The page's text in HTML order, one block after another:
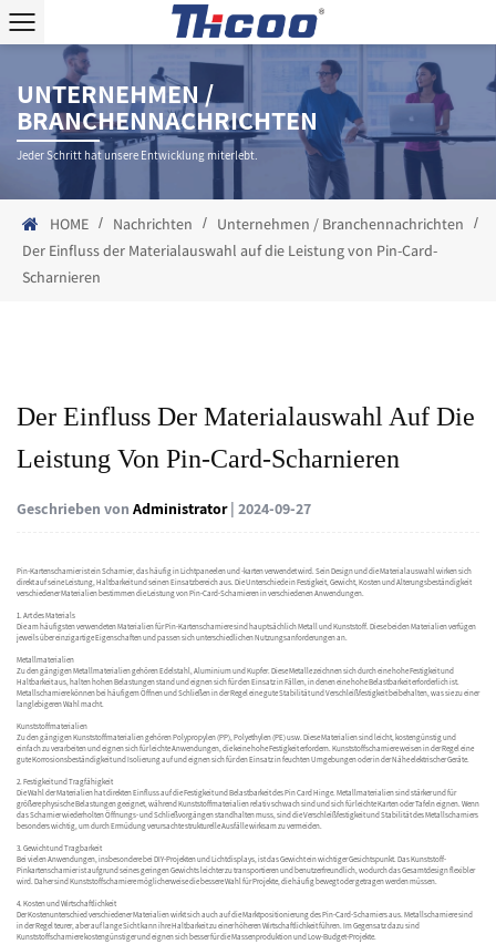
UNTERNEHMEN /
BRANCHENNACHRICHTEN
Jeder Schritt hat unsere Entwicklung miterlebt.
HOME / Nachrichten / Unternehmen / Branchennachrichten /
Der Einfluss der Materialauswahl auf die Leistung von Pin-Card-
Scharnieren
Der Einfluss Der Materialauswahl Auf Die
Leistung Von Pin-Card-Scharnieren
Geschrieben von Administrator| 2024-09-27
Pin-Kartenscharnierist ein Scharnier, das häufig in Lichtpaneelen und -karten verwendet wird. Sein Design und die Materialauswahl wirken sich
direkt auf seine Leistung, Haltbarkeit und seinen Einsatzbereich aus. Die Unterschiede in Festigkeit, Gewicht, Kosten und Alterungsbeständigkeit
verschiedener Materialien bestimmen die Leistung von Pin-Card-Scharnieren in verschiedenen Anwendungen.
1. Art des Materials
Die am häufigsten verwendeten Materialien für Pin-Kartenscharniere sind hauptsächlich Metall und Kunststoff. Diese beiden Materialien verfügen
jeweils über einzigartige Eigenschaften und passen sich unterschiedlichen Nutzungsanforderungen an.
Metallmaterialien
Zu den gängigen Metallmaterialien gehören Edelstahl, Aluminium und Kupfer. Diese Metalle zeichnen sich durch eine hohe Festigkeit und
Haltbarkeit aus, halten hohen Belastungen stand und eignen sich für den Einsatz in Fällen, in denen eine hohe Belastbarkeit erforderlich ist.
Metallscharniere können bei häufigem Öffnen und Schließen in der Regel eine gute Stabilität und Verschleißfestigkeit beibehalten, was sie zu einer
langlebigeren Wahl macht.
Kunststoffmaterialien
Zu den gängigen Kunststoffmaterialien gehören Polypropylen (PP), Polyethylen (PE) usw. Diese Materialien sind leicht, kostengünstig und
einfach zu verarbeiten und eignen sich für leichte Anwendungen, die keine hohe Festigkeit erfordern. Kunststoffscharniere weisen in der Regel eine
gute Korrosionsbeständigkeit und Isolierung auf und eignen sich für den Einsatz in feuchten Umgebungen oder in der Nähe elektrischer Geräte.
2. Festigkeit und Tragfähigkeit
Die Wahl der Materialien hat direkten Einfluss auf die Festigkeit und Belastbarkeit des Pin Card Hinge. Metallmaterialien sind stärker und für
größere physische Belastungen geeignet, während Kunststoffmaterialien relativ schwach sind und sich für leichte Karten oder Tafeln eignen. Wenn
das Scharnier wiederholten Öffnungs- und Schließvorgängen standhalten muss, sind die Verschleißfestigkeit und Stabilität des Metallscharniers
besonders wichtig, um durch Ermüdung verursachte strukturelle Ausfälle wirksam zu vermeiden.
3. Gewicht und Tragbarkeit
Bei vielen Anwendungen, insbesondere bei DIY-Projekten und Lichtdisplays, ist das Gewicht ein wichtiger Gesichtspunkt. Das Kunststoff-
Pinkartenscharnier ist aufgrund seines geringen Gewichts leichter zu transportieren und benutzerfreundlich, wodurch das Gesamtdesign flexibler
wird. Daher sind Kunststoffscharniere möglicherweise die bessere Wahl für Projekte, die häufig bewegt oder getragen werden müssen.
4. Kosten und Wirtschaftlichkeit
Der Kostenunterschied verschiedener Materialien wirkt sich auch auf die Marktpositionierung des Pin-Card-Scharniers aus. Metallscharniere sind
in der Regel teurer, aber auf lange Sicht kann ihre Haltbarkeit zu einer höheren Wirtschaftlichkeit führen. Im Gegensatz dazu sind
Kunststoffscharniere kostengünstiger und eignen sich besser für die Massenproduktion und Low-Budget-Projekte.